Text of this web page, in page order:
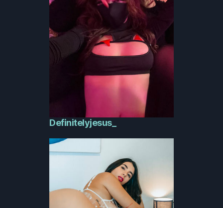
Definitelyjesus_